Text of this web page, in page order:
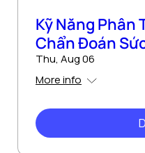
Kỹ Năng Phân
Chẩn Đoán
Thu, Aug 06
More info